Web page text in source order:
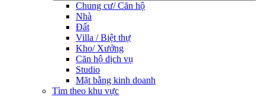
Chung cư/ Căn hộ
Nhà
Đất
Villa / Biệt thự
Kho/ Xưởng
Căn hộ dịch vụ
Studio
Mặt bằng kinh doanh
Tìm theo khu vực